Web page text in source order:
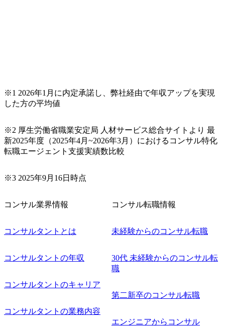
※1 2026年1月に内定承諾し、弊社経由で年収アップを実現
した方の平均値
※2 厚生労働省職業安定局 人材サービス総合サイトより 最
新2025年度（2025年4月~2026年3月）におけるコンサル特化
転職エージェント支援実績数比較
※3 2025年9月16日時点
コンサル業界情報
コンサルタントとは
コンサルタントの年収
コンサルタントのキャリア
コンサルタントの業務内容
コンサル転職情報
未経験からのコンサル転職
30代 未経験からのコンサル転
職
第二新卒のコンサル転職
エンジニアからコンサル